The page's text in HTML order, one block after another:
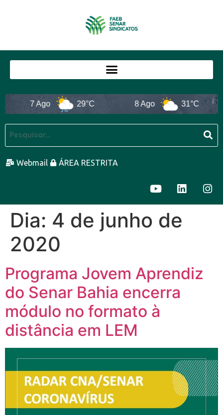
7 Ago 29°C 8 Ago 31°C
Webmail ÁREA RESTRITA
Dia: 4 de junho de
2020
Programa Jovem Aprendiz
do Senar Bahia encerra
módulo no formato à
distância em LEM